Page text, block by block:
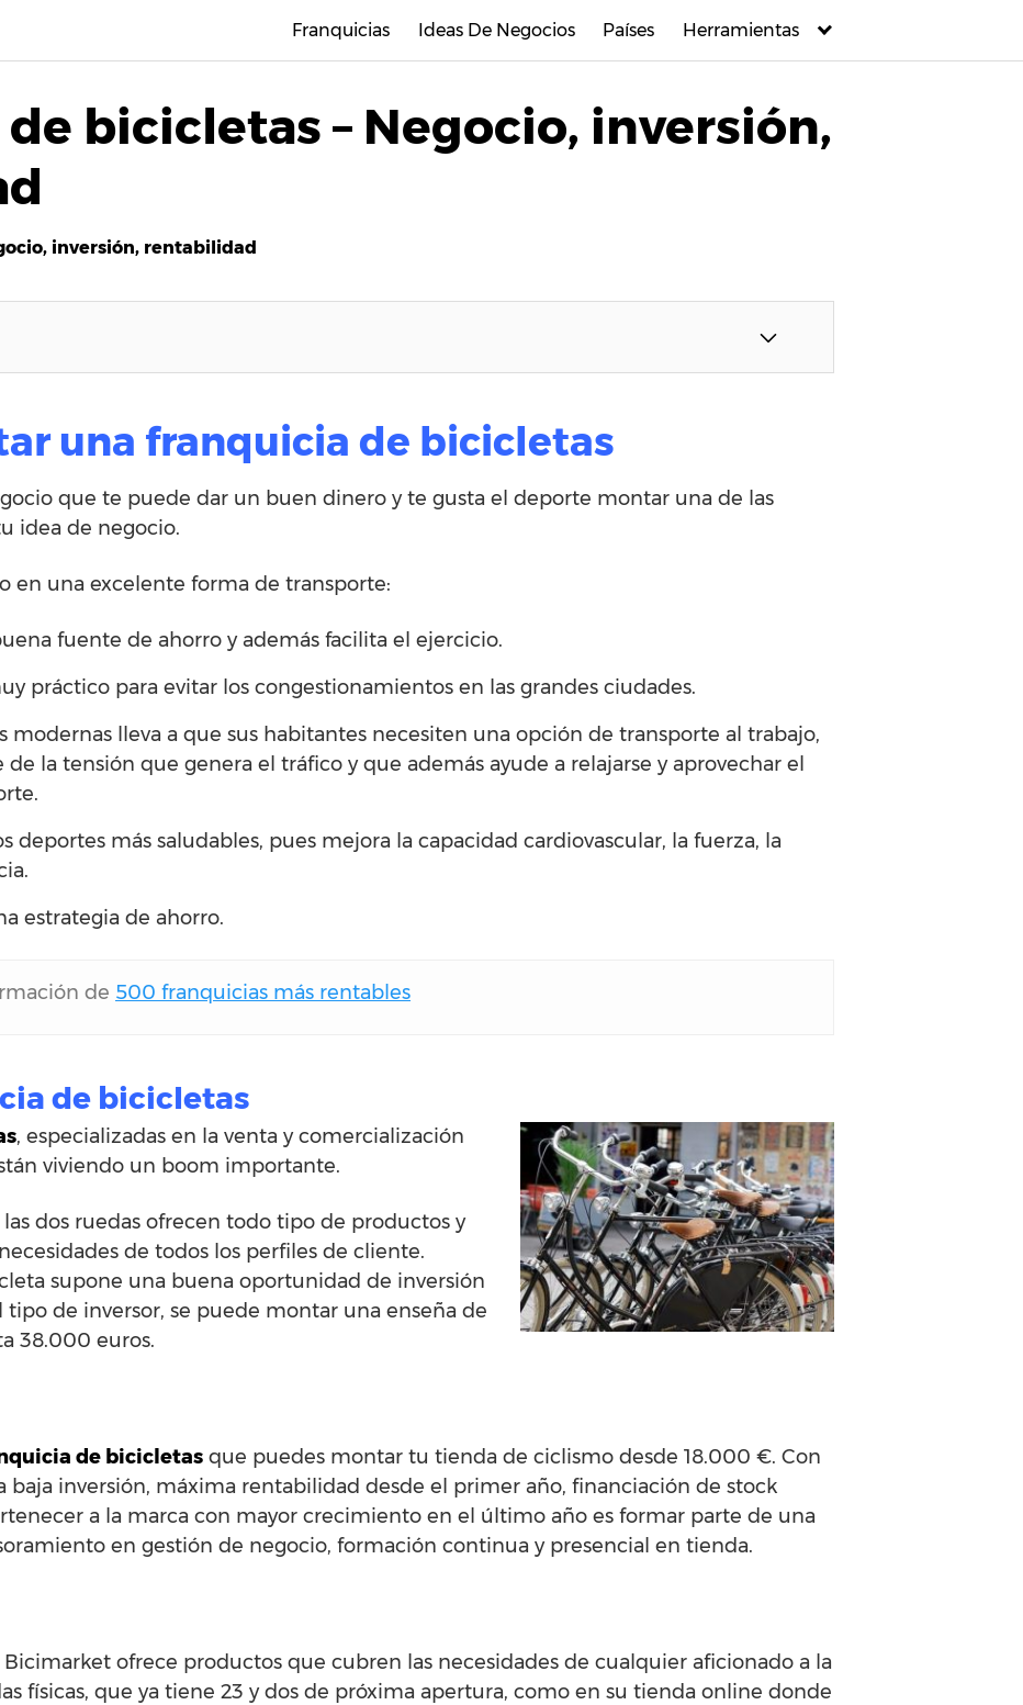
Franquicias Ideas De Negocios Países Herramientas
bicicletas – Negocio, inversión,
inversión, rentabilidad
una franquicia de bicicletas
que te puede dar un buen dinero y te gusta el deporte montar una de las
idea de negocio.
en una excelente forma de transporte:
fuente de ahorro y además facilita el ejercicio.
práctico para evitar los congestionamientos en las grandes ciudades.
modernas lleva a que sus habitantes necesiten una opción de transporte al trabajo,
la tensión que genera el tráfico y que además ayude a relajarse y aprovechar el
deportes más saludables, pues mejora la capacidad cardiovascular, la fuerza, la
estrategia de ahorro.
de 500 franquicias más rentables
de bicicletas
, especializadas en la venta y comercialización
viviendo un boom importante.
las dos ruedas ofrecen todo tipo de productos y
de todos los perfiles de cliente.
supone una buena oportunidad de inversión
de inversor, se puede montar una enseña de
38.000 euros.
de bicicletas que puedes montar tu tienda de ciclismo desde 18.000 €. Con
inversión, máxima rentabilidad desde el primer año, financiación de stock
a la marca con mayor crecimiento en el último año es formar parte de una
en gestión de negocio, formación continua y presencial en tienda.
Bicimarket ofrece productos que cubren las necesidades de cualquier aficionado a la
físicas, que ya tiene 23 y dos de próxima apertura, como en su tienda online donde